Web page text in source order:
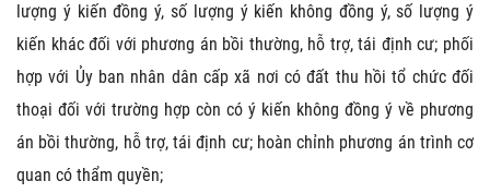
lượng ý kiến đồng ý, số lượng ý kiến không đồng ý, số lượng ý
kiến khác đối với phương án bồi thường, hỗ trợ, tái định cư; phối
hợp với Ủy ban nhân dân cấp xã nơi có đất thu hồi tổ chức đối
thoại đối với trường hợp còn có ý kiến không đồng ý về phương
án bồi thường, hỗ trợ, tái định cư; hoàn chỉnh phương án trình cơ
quan có thẩm quyền;